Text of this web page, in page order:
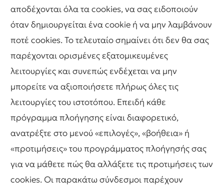
αποδέχονται όλα τα cookies, να σας ειδοποιούν
όταν δημιουργείται ένα cookie ή να μην λαμβάνουν
ποτέ cookies. Το τελευταίο σημαίνει ότι δεν θα σας
παρέχονται ορισμένες εξατομικευμένες
λειτουργίες και συνεπώς ενδέχεται να μην
μπορείτε να αξιοποιήσετε πλήρως όλες τις
λειτουργίες του ιστοτόπου. Επειδή κάθε
πρόγραμμα πλοήγησης είναι διαφορετικό,
ανατρέξτε στο μενού «επιλογές», «βοήθεια» ή
«προτιμήσεις» του προγράμματος πλοήγησής σας
για να μάθετε πώς θα αλλάξετε τις προτιμήσεις των
cookies. Οι παρακάτω σύνδεσμοι παρέχουν